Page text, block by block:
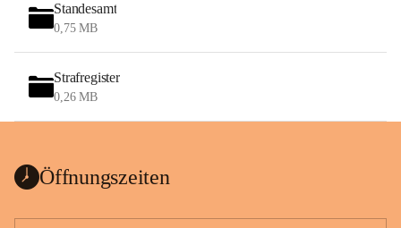
Standesamt
0,75 MB
Strafregister
0,26 MB
Öffnungszeiten